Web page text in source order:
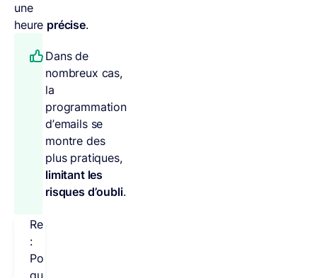
une
heure précise.
Dans de
nombreux cas,
la
programmation
d’emails se
montre des
plus pratiques,
limitant les
risques d’oubli.
Remarque
:
Pour